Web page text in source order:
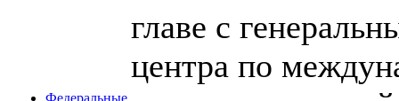
Федеральные
главе с
центра по